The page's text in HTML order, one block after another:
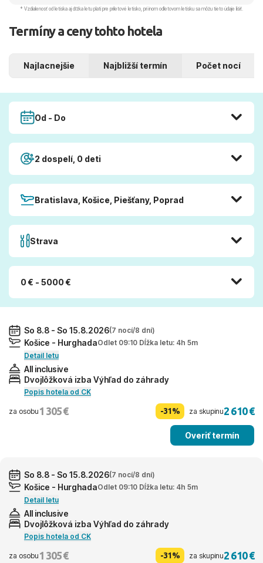
* Vzdialenosť od letiska aj dľžka letu platí pre príletové letisko, pri inom odletovom letisku sa môžu tieto údaje líšiť.
Termíny a ceny tohto hotela
Najlacnejšie Najbližší termín Počet nocí
Od - Do
2 dospelí, 0 deti
Bratislava, Košice, Piešťany, Poprad
Strava
0 € - 5000 €
So 8.8 - So 15.8.2026(7 nocí/8 dní)
Košice - HurghadaOdlet 09:10 Dĺžka letu: 4h 5m
Detail letu
All inclusive
Dvojlôžková izba Výhľad do záhrady
Popis hotela od CK
za osobu 1 305 € -31% za skupinu2 610 €
Overiť termín
So 8.8 - So 15.8.2026(7 nocí/8 dní)
Košice - HurghadaOdlet 09:10 Dĺžka letu: 4h 5m
Detail letu
All inclusive
Dvojlôžková izba Výhľad do záhrady
Popis hotela od CK
za osobu 1 305 € -31% za skupinu2 610 €